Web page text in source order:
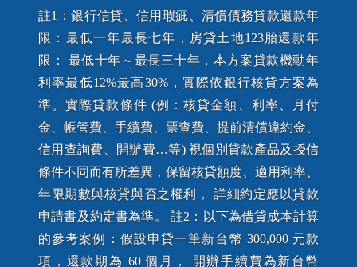
註1：銀行信貸、信用瑕疵、清償債務貸款還款年
限：最低一年最長七年，房貸土地123胎還款年
限： 最低十年～最長三十年，本方案貸款機動年
利率最低12%最高30%，實際依銀行核貸方案為
準。實際貸款條件 (例：核貸金額、利率、月付
金、帳管費、手續費、票查費、提前清償違約金、
信用查詢費、開辦費…等) 視個別貸款產品及授信
條件不同而有所差異，保留核貸額度、適用利率、
年限期數與核貸與否之權利， 詳細約定應以貸款
申請書及約定書為準。 註2：以下為借貸成本計算
的參考案例：假設申貸一筆新台幣 300,000 元款
項，還款期為 60 個月， 開辦手續費為新台幣